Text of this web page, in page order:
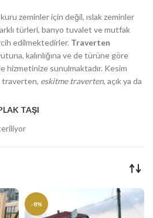
zeminler için değil, ıslak zeminler
türleri, banyo tuvalet ve mutfak
edilmektedirler. Traverten
kalınlığına ve de türüne göre
hizmetinize sunulmaktadır. Kesim
traverten, eskitme traverten, açık ya da
TAŞI
-8%